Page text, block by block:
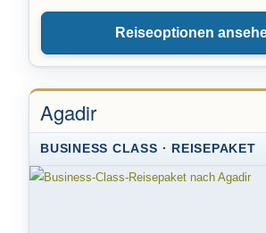
Reiseoptionen
Agadir
BUSINESS CLASS · REISEPAKET